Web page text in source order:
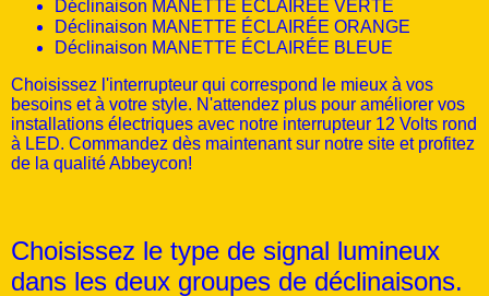
Déclinaison MANETTE ÉCLAIRÉE VERTE
Déclinaison MANETTE ÉCLAIRÉE ORANGE
Déclinaison MANETTE ÉCLAIRÉE BLEUE
Choisissez l'interrupteur qui correspond le mieux à vos
besoins et à votre style. N'attendez plus pour améliorer vos
installations électriques avec notre interrupteur 12 Volts rond
à LED. Commandez dès maintenant sur notre site et profitez
de la qualité Abbeycon!
Choisissez le type de signal lumineux
dans les deux groupes de déclinaisons.